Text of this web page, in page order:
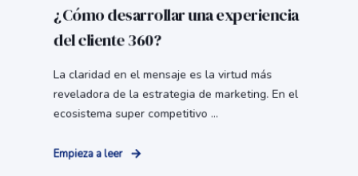
¿Cómo desarrollar una experiencia
del cliente 360?
La claridad en el mensaje es la virtud más
reveladora de la estrategia de marketing. En el
ecosistema super competitivo ...
Empieza a leer